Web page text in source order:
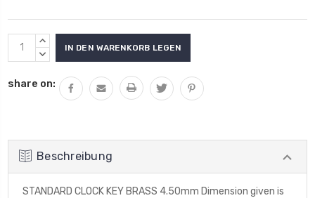
Aktueller
Lagerbestand:
MENGE
VON
ERHÖHEN
MENGE
UNDEFINED
VERRINGERN
share on:
Beschreibung
STANDARD CLOCK KEY BRASS 4.50mm Dimension given is